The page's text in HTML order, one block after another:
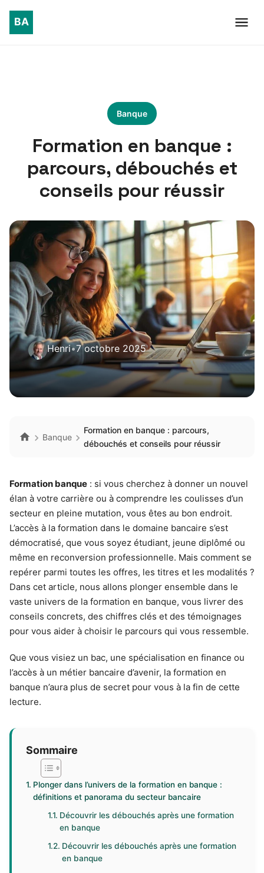
Banque
Formation en banque :
parcours, débouchés et
conseils pour réussir
Henri•7 octobre 2025
Banque
Formation en banque : parcours,
débouchés et conseils pour réussir
Formation banque : si vous cherchez à donner un nouvel
élan à votre carrière ou à comprendre les coulisses d’un
secteur en pleine mutation, vous êtes au bon endroit.
L’accès à la formation dans le domaine bancaire s’est
démocratisé, que vous soyez étudiant, jeune diplômé ou
même en reconversion professionnelle. Mais comment se
repérer parmi toutes les offres, les titres et les modalités ?
Dans cet article, nous allons plonger ensemble dans le
vaste univers de la formation en banque, vous livrer des
conseils concrets, des chiffres clés et des témoignages
pour vous aider à choisir le parcours qui vous ressemble.
Que vous visiez un bac, une spécialisation en finance ou
l’accès à un métier bancaire d’avenir, la formation en
banque n’aura plus de secret pour vous à la fin de cette
lecture.
Sommaire
Plonger dans l’univers de la formation en banque :
définitions et panorama du secteur bancaire
Découvrir les débouchés après une formation
en banque
Découvrir les débouchés après une formation
en banque